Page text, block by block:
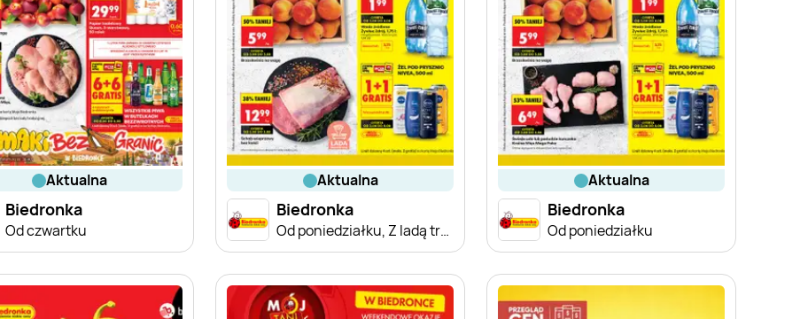
aktualna
Biedronka
Od czwartku
aktualna
Biedronka
Od poniedziałku, Z ladą tradycyjną
aktualna
Biedronka
Od poniedziałku